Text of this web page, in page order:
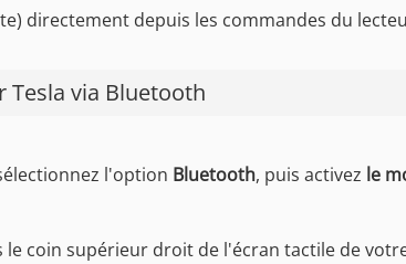
directement depuis les commandes du
Tesla via Bluetooth
l'option Bluetooth, puis activez le
le coin supérieur droit de l'écran tactile de